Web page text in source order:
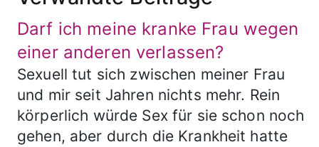
Darf ich meine kranke Frau wegen
einer anderen verlassen?
Sexuell tut sich zwischen meiner Frau
und mir seit Jahren nichts mehr. Rein
körperlich würde Sex für sie schon noch
gehen, aber durch die Krankheit hatte